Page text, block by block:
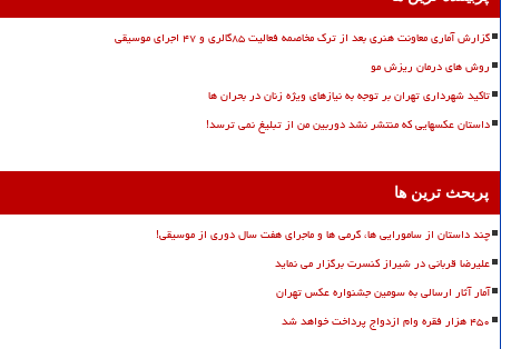
گزارش آماری معاونت هنری بعد از ترک مخاصمه فعالیت ۸۵گالری و ۴۷ اجرای موسیقی
روش های درمان ریزش مو
تاکید شهرداری تهران بر توجه به نیازهای ویژه زنان در بحران ها
داستان عکسهایی که منتشر نشد دوربین من از تبلیغ نمی ترسد!
پربحث ترین ها
چند داستان از سامورایی ها، گرمی ها و ماجرای هفت سال دوری از موسیقی!
علیرضا قربانی در شیراز کنسرت برگزار می نماید
آمار آثار ارسالی به سومین جشنواره عکس تهران
۴۵۰ هزار فقره وام ازدواج پرداخت خواهد شد